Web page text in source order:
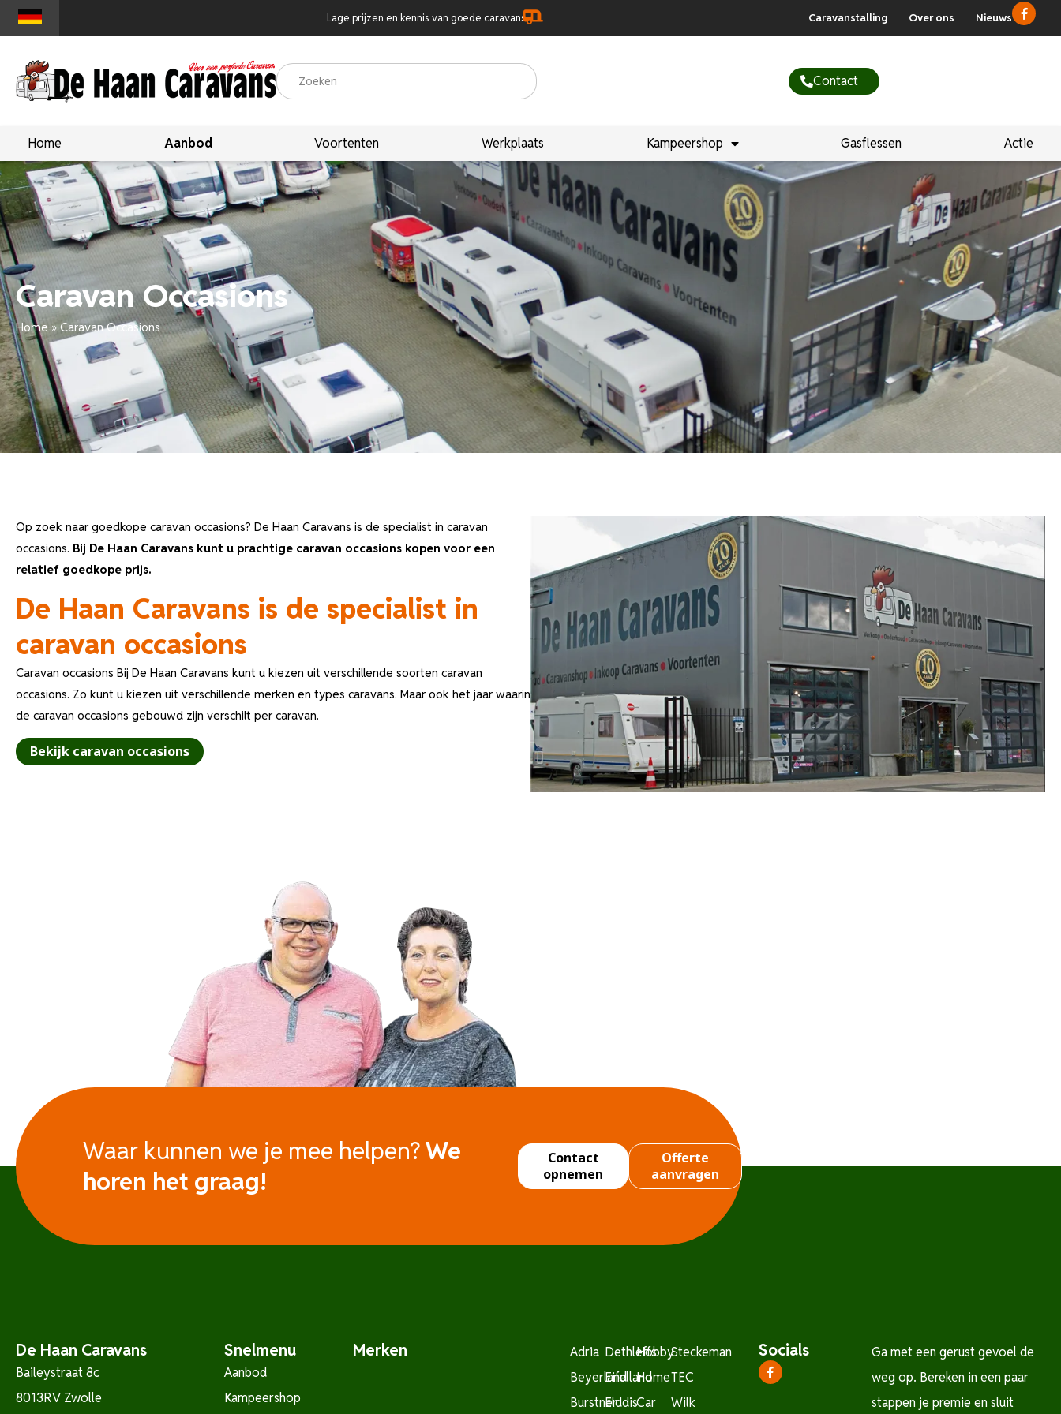
Lage prijzen en kennis van goede caravans Caravanstalling Over ons Nieuws
Contact
Home Aanbod Voortenten Werkplaats Kampeershop Gasflessen Actie
Caravan Occasions
Home » Caravan Occasions
Op zoek naar goedkope caravan occasions? De Haan Caravans is de specialist in caravan
occasions. Bij De Haan Caravans kunt u prachtige caravan occasions kopen voor een
relatief goedkope prijs.
De Haan Caravans is de specialist in
caravan occasions
Caravan occasions Bij De Haan Caravans kunt u kiezen uit verschillende soorten caravan
occasions. Zo kunt u kiezen uit verschillende merken en types caravans. Maar ook het jaar waarin
de caravan occasions gebouwd zijn verschilt per caravan.
Bekijk caravan occasions
Waar kunnen we je mee helpen?We
horen het graag!
Contact
opnemen
Offerte
aanvragen
De Haan Caravans
Baileystraat 8c
8013RV Zwolle
Snelmenu
Aanbod
Kampeershop
Merken
Adria
Beyerland
Burstner
Dethleffs
Eifelland
Elddis
Hobby
Home
Car
Steckeman
TEC
Wilk
Socials
Ga met een gerust gevoel de
weg op. Bereken in een paar
stappen je premie en sluit